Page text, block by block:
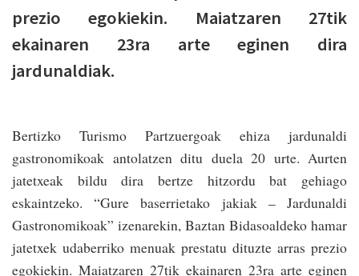
prezio egokiekin. Maiatzaren 27tik
ekainaren 23ra arte eginen dira
jardunaldiak.
Bertizko Turismo Partzuergoak ehiza jardunaldi
gastronomikoak antolatzen ditu duela 20 urte. Aurten
jatetxeak bildu dira bertze hitzordu bat gehiago
eskaintzeko. “Gure baserrietako jakiak – Jardunaldi
Gastronomikoak” izenarekin, Baztan Bidasoaldeko hamar
jatetxek udaberriko menuak prestatu dituzte arras prezio
egokiekin. Maiatzaren 27tik ekainaren 23ra arte eginen